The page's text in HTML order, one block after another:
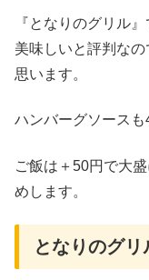
『となりのグリル
美味しいと評判な
思います。
ハンバーグソースも
ご飯は＋50円で大
めします。
となりのグリ